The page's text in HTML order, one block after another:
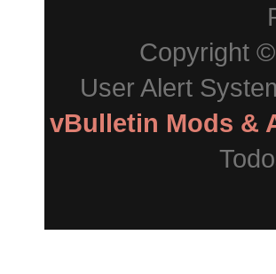
Copyright
User Alert
vBulletin Mods &